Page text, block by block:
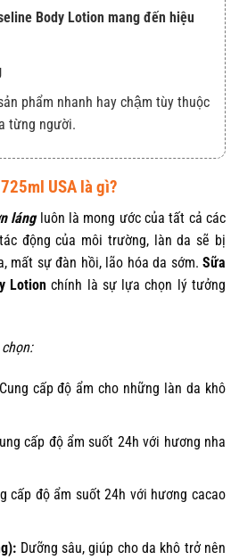
Body Lotion mang đến hiệu
phẩm nhanh hay chậm tùy thuộc
từng người.
USA là gì?
lángluôn là mong ước của tất cả các
động của môi trường, làn da sẽ bị
mất sự đàn hồi, lão hóa da sớm. Sữa
Lotion chính là sự lựa chọn lý tưởng
cấp độ ẩm cho những làn da khô
cấp độ ẩm suốt 24h với hương nha
cấp độ ẩm suốt 24h với hương cacao
Dưỡng sâu, giúp cho da khô trở nên